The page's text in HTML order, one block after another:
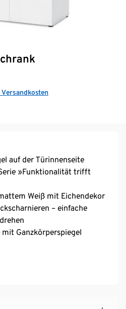
Versandkosten
auf der Türinnenseite
»Funktionalität trifft
Weiß mit Eichendekor
– einfache
Ganzkörperspiegel
oberes Fach mit Mittelwand
– besonders